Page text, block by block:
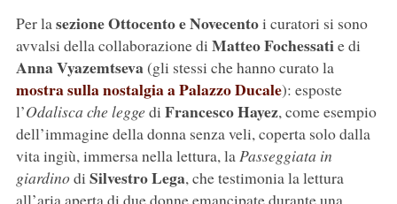
Per lasezione Ottocento e Novecentoi curatori si sono
avvalsi della collaborazione di Matteo Fochessatie di
Anna Vyazemtseva(gli stessi che hanno curato la
mostra sulla nostalgia a Palazzo Ducale): esposte
l’Odalisca che leggedi Francesco Hayez, come esempio
dell’immagine della donna senza veli, coperta solo dalla
vita ingiù, immersa nella lettura, laPasseggiata in
giardinodi Silvestro Lega, che testimonia la lettura